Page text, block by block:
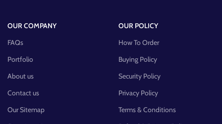
OUR COMPANY
FAQs
Portfolio
About us
Contact us
Our Sitemap
OUR POLICY
How To Order
Buying Policy
Security Policy
Privacy Policy
Terms & Conditions